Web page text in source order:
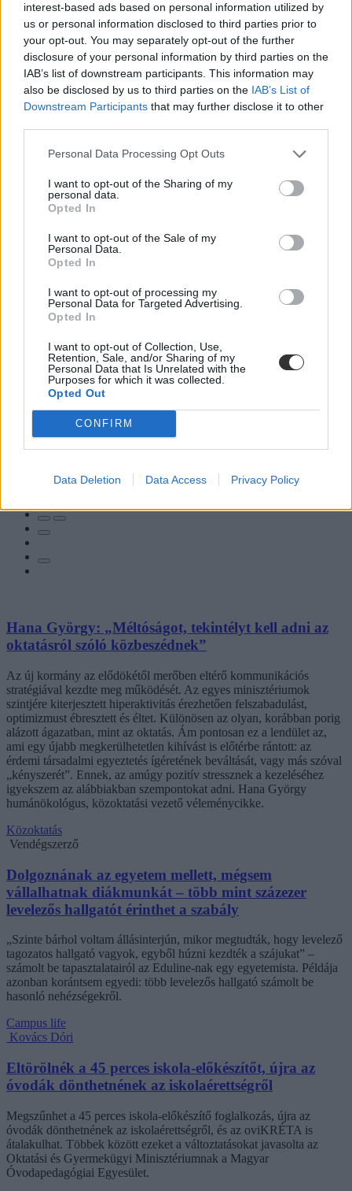
interest-based ads based on personal information utilized by
us or personal information disclosed to third parties prior to
your opt-out. You may separately opt-out of the further
disclosure of your personal information by third parties on the
IAB’s list of downstream participants. This information may
also be disclosed by us to third parties on the IAB’s List of
Downstream Participants that may further disclose it to other
Personal Data Processing Opt Outs
I want to opt-out of the Sharing of my
personal data.
Opted In
I want to opt-out of the Sale of my
Personal Data.
Opted In
I want to opt-out of processing my
Personal Data for Targeted Advertising.
Opted In
I want to opt-out of Collection, Use,
Retention, Sale, and/or Sharing of my
Personal Data that Is Unrelated with the
Purposes for which it was collected.
Opted Out
CONFIRM
Data Deletion Data Access Privacy Policy
Hozzászólások
Hana György: „Méltóságot, tekintélyt kell adni az
oktatásról szóló közbeszédnek”
Az új kormány az elődökétől merőben eltérő kommunikációs
stratégiával kezdte meg működését. Az egyes minisztériumok
szintjére kiterjesztett hiperaktivitás érezhetően felszabadulást,
optimizmust ébresztett és éltet. Különösen az olyan, korábban porig
alázott ágazatban, mint az oktatás. Ám pontosan ez a lendület az,
ami egy újabb megkerülhetetlen kihívást is előtérbe rántott: az
érdemi társadalmi egyeztetés ígéretének beváltását, vagy más szóval
„kényszerét”. Ennek, az amúgy pozitív stressznek a kezeléséhez
igyekszem az alábbiakban szempontokat adni. Hana György
humánökológus, közoktatási vezető véleménycikke.
Közoktatás
Vendégszerző
Dolgoznának az egyetem mellett, mégsem
vállalhatnak diákmunkát – több mint százezer
levelezős hallgatót érinthet a szabály
„Szinte bárhol voltam állásinterjún, mikor megtudták, hogy levelező
tagozatos hallgató vagyok, egyből húzni kezdték a szájukat” –
számolt be tapasztalatairól az Eduline-nak egy egyetemista. Példája
azonban korántsem egyedi: több levelezős hallgató számolt be
hasonló nehézségekről.
Campus life
Kovács Dóri
Eltörölnék a 45 perces iskola-előkészítőt, újra az
óvodák dönthetnének az iskolaérettségről
Megszűnhet a 45 perces iskola-előkészítő foglalkozás, újra az
óvodák dönthetnének az iskolaérettségről, és az oviKRÉTA is
átalakulhat. Többek között ezeket a változtatásokat javasolta az
Oktatási és Gyermekügyi Minisztériumnak a Magyar
Óvodapedagógiai Egyesület.